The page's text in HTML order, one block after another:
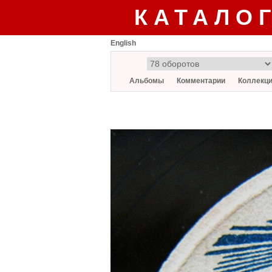
English
Альбомы Комментарии